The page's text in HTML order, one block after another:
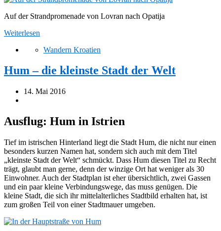
Auf der Strandpromenade von Lovran nach Opatija
Weiterlesen
Wandern Kroatien
Hum – die kleinste Stadt der Welt
14. Mai 2016
Ausflug: Hum in Istrien
Tief im istrischen Hinterland liegt die Stadt Hum, die nicht nur einen
besonders kurzen Namen hat, sondern sich auch mit dem Titel
„kleinste Stadt der Welt“ schmückt. Dass Hum diesen Titel zu Recht
trägt, glaubt man gerne, denn der winzige Ort hat weniger als 30
Einwohner. Auch der Stadtplan ist eher übersichtlich, zwei Gassen
und ein paar kleine Verbindungswege, das muss genügen. Die
kleine Stadt, die sich ihr mittelalterliches Stadtbild erhalten hat, ist
zum großen Teil von einer Stadtmauer umgeben.